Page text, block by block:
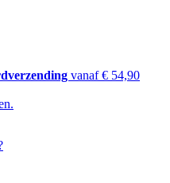
vanaf € 54,90